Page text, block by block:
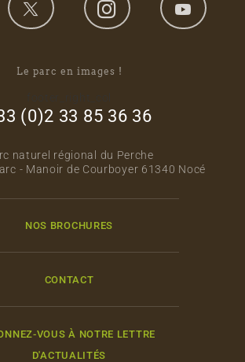
Le parc en images !
(0)2 33 85 36 36
naturel régional du Perche
- Manoir de Courboyer 61340 Nocé
NOS BROCHURES
CONTACT
VOUS À NOTRE LETTRE
D'ACTUALITÉS